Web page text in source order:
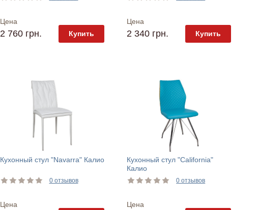
Цена
2 760 грн. Купить
Цена
2 340 грн. Купить
Кухонный стул "Navarra" Калио
0 отзывов
Цена
Кухонный стул "California"
Калио
0 отзывов
Цена